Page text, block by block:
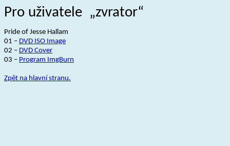
Pro uživatele „zvrator“
Pride of Jesse Hallam
01 – DVD ISO Image
02 – DVD Cover
03 – Program ImgBurn
Zpět na hlavní stranu.